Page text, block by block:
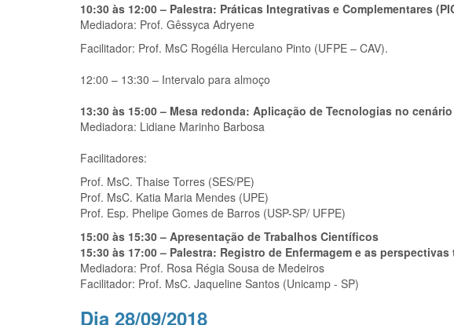
10:30 às 12:00 – Palestra: Práticas Integrativas e Complementares
Mediadora: Prof. Gêssyca Adryene
Facilitador: Prof. MsC Rogélia Herculano Pinto (UFPE – CAV).
12:00 – 13:30 – Intervalo para almoço
13:30 às 15:00 – Mesa redonda: Aplicação de Tecnologias no
Mediadora: Lidiane Marinho Barbosa
Facilitadores:
Prof. MsC. Thaise Torres (SES/PE)
Prof. MsC. Katia Maria Mendes (UPE)
Prof. Esp. Phelipe Gomes de Barros (USP-SP/ UFPE)
15:00 às 15:30 – Apresentação de Trabalhos Científicos
15:30 às 17:00 – Palestra: Registro de Enfermagem e as
Mediadora: Prof. Rosa Régia Sousa de Medeiros
Facilitador: Prof. MsC. Jaqueline Santos (Unicamp - SP)
Dia 28/09/2018